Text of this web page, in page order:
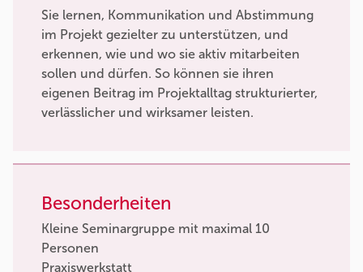
Sie lernen, Kommunikation und Abstimmung
im Projekt gezielter zu unterstützen, und
erkennen, wie und wo sie aktiv mitarbeiten
sollen und dürfen. So können sie ihren
eigenen Beitrag im Projektalltag strukturierter,
verlässlicher und wirksamer leisten.
Besonderheiten
Kleine Seminargruppe mit maximal 10
Personen
Praxiswerkstatt